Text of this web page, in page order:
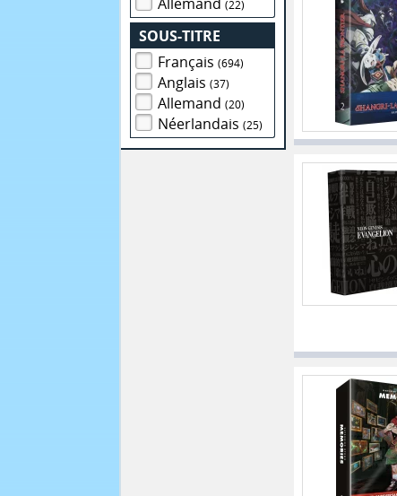
(22)
SOUS-TITRE
Français(694)
Anglais(37)
Allemand(20)
Néerlandais(25)